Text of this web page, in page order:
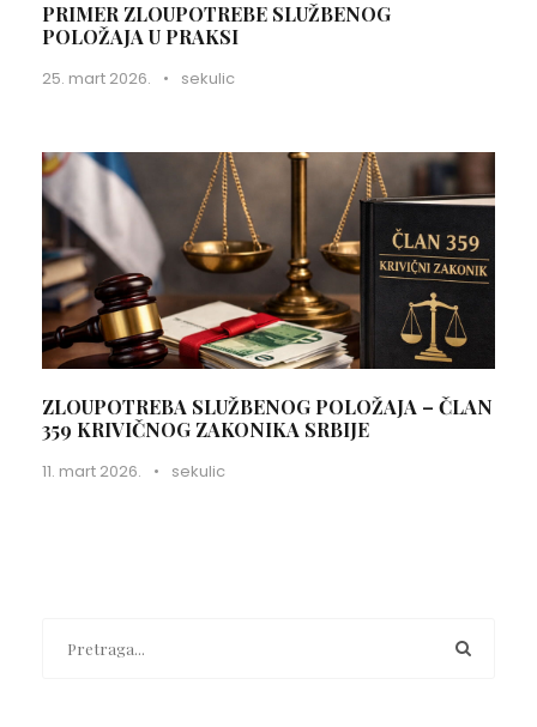
PRIMER ZLOUPOTREBE SLUŽBENOG
POLOŽAJA U PRAKSI
25. mart 2026. • sekulic
ZLOUPOTREBA SLUŽBENOG POLOŽAJA – ČLAN
359 KRIVIČNOG ZAKONIKA SRBIJE
11. mart 2026. • sekulic